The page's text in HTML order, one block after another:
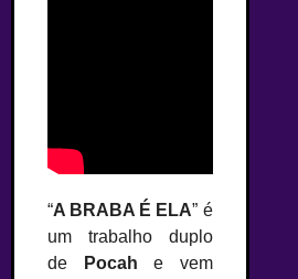
“A BRABA É ELA” é
um trabalho duplo
de
Pocah e vem